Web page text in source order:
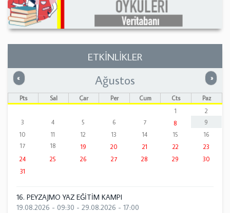
ETKİNLİKLER
« Önceki »
Ağustos
Pts Sal Çar Per Cum Cts
Paz
1
2
3
4 5 6 7 8
9
10
11 12 13 14 15
16
17
18 19 20 21 22
23
24
25 26 27 28 29
30
31
16. PEYZAJMO YAZ EĞİTİM KAMPI
19.08.2026 - 09:30 - 29.08.2026 - 17:00